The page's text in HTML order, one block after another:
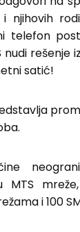
i njihovih
telefon
nudi rešenje
satić!
MTS
i 100